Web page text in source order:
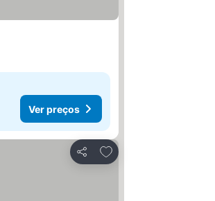
Ver preços
Partilhar
Adicionar aos favoritos